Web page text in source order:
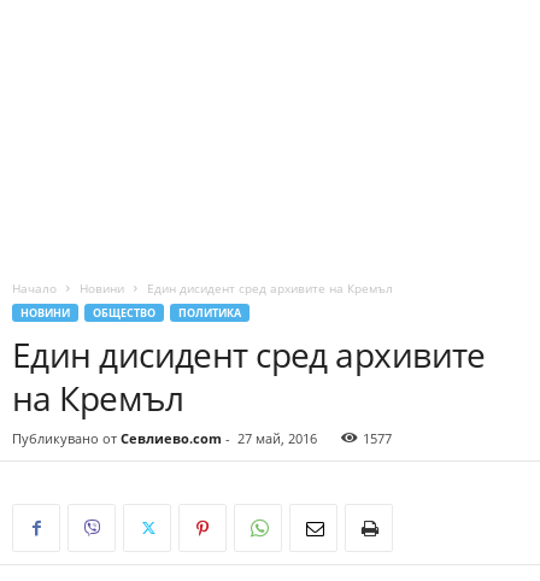
Начало Новини Един дисидент сред архивите на Кремъл
НОВИНИ ОБЩЕСТВО ПОЛИТИКА
Един дисидент сред архивите
на Кремъл
Публикувано от Севлиево.com - 27 май, 2016 1577